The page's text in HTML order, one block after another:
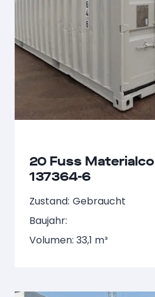
20 Fuss
137364-6
Zustand: Gebraucht
Baujahr:
Volumen: 33,1 m³